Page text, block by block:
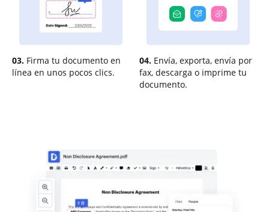
03. Firma tu documento en
línea en unos pocos clics.
04. Envía, exporta, envía por
fax, descarga o imprime tu
documento.